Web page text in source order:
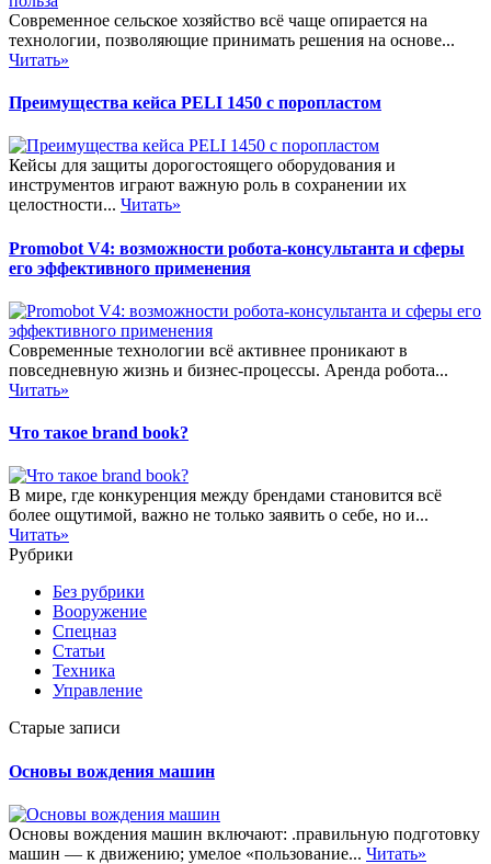
Современное сельское хозяйство всё чаще опирается на
технологии, позволяющие принимать решения на основе...
Читать»
Преимущества кейса PELI 1450 с поропластом
Кейсы для защиты дорогостоящего оборудования и
инструментов играют важную роль в сохранении их
целостности... Читать»
Promobot V4: возможности робота-консультанта и сферы
его эффективного применения
Современные технологии всё активнее проникают в
повседневную жизнь и бизнес-процессы. Аренда робота...
Читать»
Что такое brand book?
В мире, где конкуренция между брендами становится всё
более ощутимой, важно не только заявить о себе, но и...
Читать»
Рубрики
Без рубрики
Вооружение
Спецназ
Статьи
Техника
Управление
Старые записи
Основы вождения машин
Основы вождения машин включают: .правильную подготовку
машин — к движению; умелое «пользование... Читать»